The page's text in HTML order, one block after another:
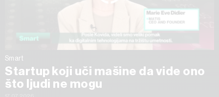
Smart
Startup koji uči mašine da vide ono
što ljudi ne mogu